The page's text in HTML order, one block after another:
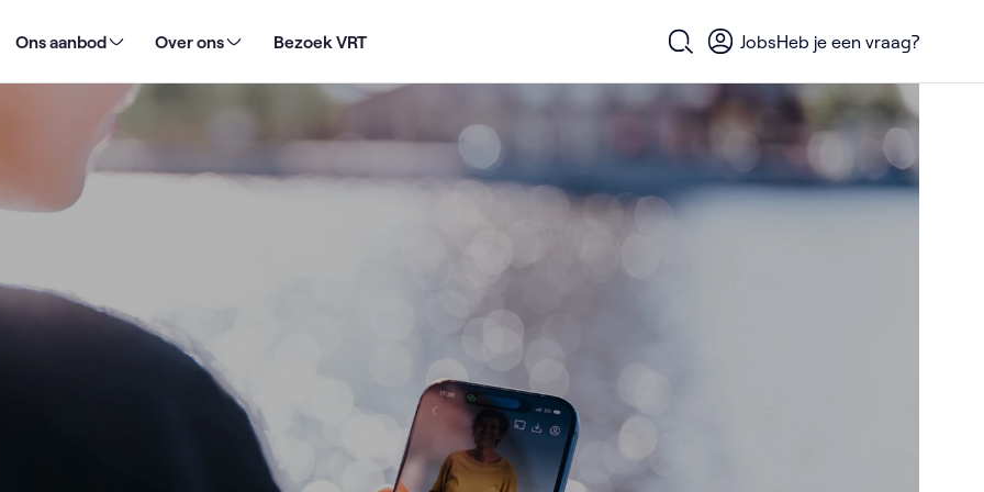
Ons aanbod Over ons Bezoek VRT
Open zoekformulier
JobsHeb je een vraag?